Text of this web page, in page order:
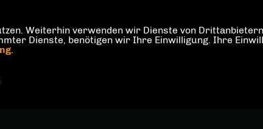
Weiterhin verwenden wir Dienste von
Dienste, benötigen wir Ihre Einwilligung. Ihre
.